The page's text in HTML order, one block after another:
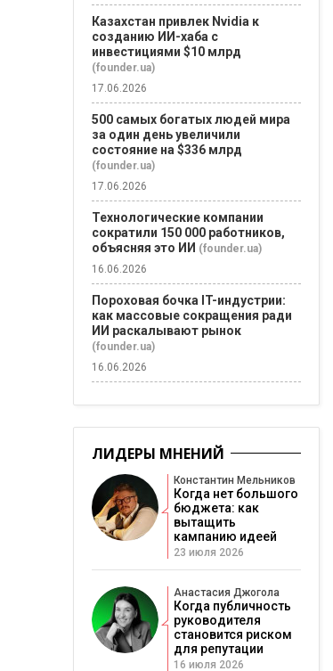
Казахстан привлек Nvidia к
созданию ИИ-хаба с
инвестициями $10 млрд
(founder.ua)
17.06.2026
500 самых богатых людей мира
за один день увеличили
состояние на $336 млрд
(founder.ua)
17.06.2026
Технологические компании
сократили 150 000 работников,
объясняя это ИИ (founder.ua)
16.06.2026
Пороховая бочка IT-индустрии:
как массовые сокращения ради
ИИ раскалывают рынок
(founder.ua)
16.06.2026
ЛИДЕРЫ МНЕНИЙ
Константин Мельников
Когда нет большого
бюджета: как
вытащить
кампанию идеей
23 июля 2026
Анастасия Джогола
Когда публичность
руководителя
становится риском
для репутации
16 июля 2026